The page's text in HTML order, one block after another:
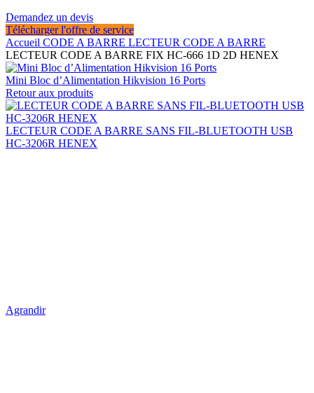
Demandez un devis
Télécharger l'offre de service
Accueil CODE A BARRE LECTEUR CODE A BARRE
LECTEUR CODE A BARRE FIX HC-666 1D 2D HENEX
Mini Bloc d’Alimentation Hikvision 16 Ports
Retour aux produits
LECTEUR CODE A BARRE SANS FIL-BLUETOOTH USB
HC-3206R HENEX
Agrandir